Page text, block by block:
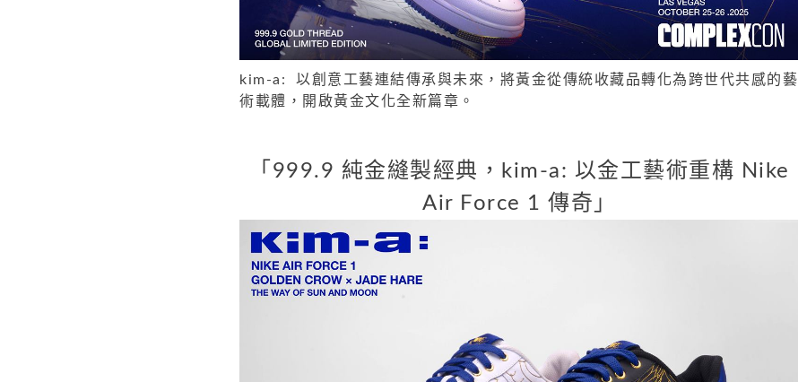
kim-a: 以創意工藝連結傳承與未來，將黃金從傳統收藏品轉化為跨世代共感的藝
術載體，開啟黃金文化全新篇章。
「999.9 純金縫製經典，kim-a: 以金工藝術重構 Nike
Air Force 1 傳奇」